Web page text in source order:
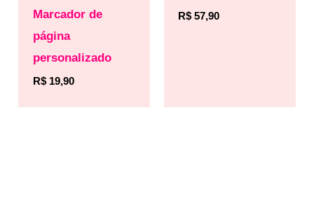
Marcador de
página
personalizado
R$19,90
R$ 57,90